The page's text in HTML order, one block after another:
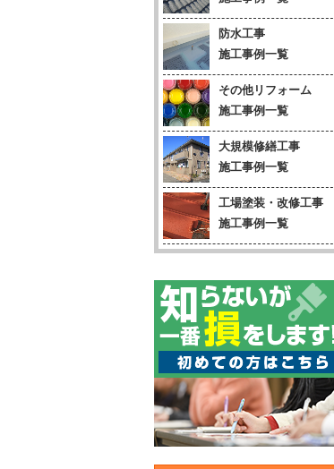
防水工事
施工事例一覧
その他リフォーム
施工事例一覧
大規模修繕工事
施工事例一覧
工場塗装・改修工事
施工事例一覧